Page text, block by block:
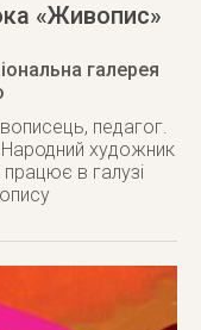
«Живопис»
галерея
педагог.
Народний художник
в галузі